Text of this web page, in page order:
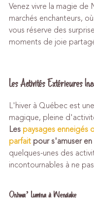
Venez vivre la magie de
marchés enchanteurs,
vous réserve des
moments de joie
Les Activités Extérieures
L'hiver à Québec est
magique, pleine
Les paysages enneigés
parfait pour s'amuser en
quelques-unes des
incontournables à ne
Onhwa’ Lumina à Wendake